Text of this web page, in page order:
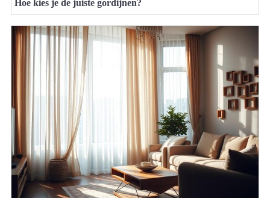
Hoe kies je de juiste gordijnen?